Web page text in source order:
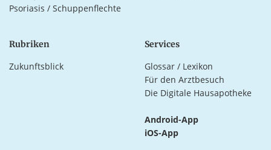
Psoriasis / Schuppenflechte
Rubriken
Zukunftsblick
Services
Glossar / Lexikon
Für den Arztbesuch
Die Digitale Hausapotheke
Android-App
iOS-App